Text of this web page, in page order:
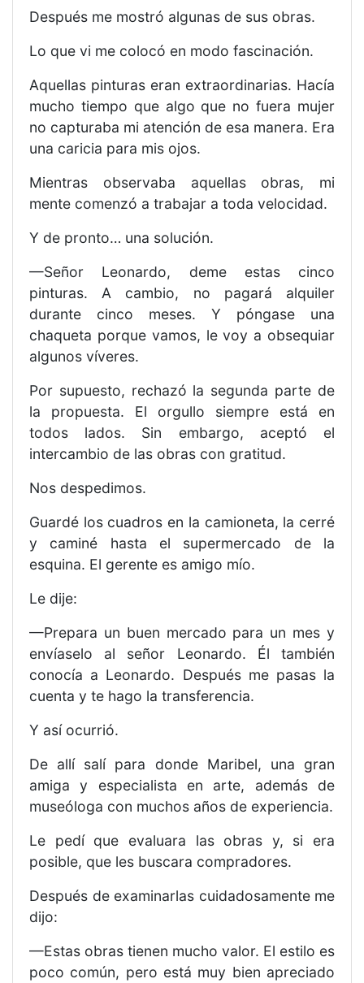
Después me mostró algunas de sus obras.
Lo que vi me colocó en modo fascinación.
Aquellas pinturas eran extraordinarias. Hacía
mucho tiempo que algo que no fuera mujer
no capturaba mi atención de esa manera. Era
una caricia para mis ojos.
Mientras observaba aquellas obras, mi
mente comenzó a trabajar a toda velocidad.
Y de pronto… una solución.
—Señor Leonardo, deme estas cinco
pinturas. A cambio, no pagará alquiler
durante cinco meses. Y póngase una
chaqueta porque vamos, le voy a obsequiar
algunos víveres.
Por supuesto, rechazó la segunda parte de
la propuesta. El orgullo siempre está en
todos lados. Sin embargo, aceptó el
intercambio de las obras con gratitud.
Nos despedimos.
Guardé los cuadros en la camioneta, la cerré
y caminé hasta el supermercado de la
esquina. El gerente es amigo mío.
Le dije:
—Prepara un buen mercado para un mes y
envíaselo al señor Leonardo. Él también
conocía a Leonardo. Después me pasas la
cuenta y te hago la transferencia.
Y así ocurrió.
De allí salí para donde Maribel, una gran
amiga y especialista en arte, además de
museóloga con muchos años de experiencia.
Le pedí que evaluara las obras y, si era
posible, que les buscara compradores.
Después de examinarlas cuidadosamente me
dijo:
—Estas obras tienen mucho valor. El estilo es
poco común, pero está muy bien apreciado